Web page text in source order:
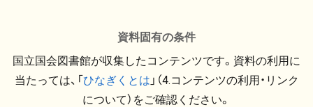
資料固有の条件
国立国会図書館が収集したコンテンツです。資料の利用に
当たっては、「ひなぎくとは 」（4.コンテンツの利用・リンク
について）をご確認ください。